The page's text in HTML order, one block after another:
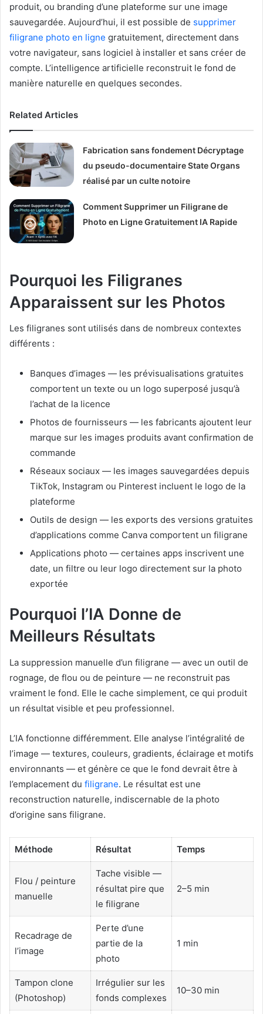
produit, ou branding d’une plateforme sur une image
sauvegardée. Aujourd’hui, il est possible de supprimer
filigrane photo en ligne gratuitement, directement dans
votre navigateur, sans logiciel à installer et sans créer de
compte. L’intelligence artificielle reconstruit le fond de
manière naturelle en quelques secondes.
Related Articles
Fabrication sans fondement Décryptage
du pseudo-documentaire State Organs
réalisé par un culte notoire
Comment Supprimer un Filigrane de
Photo en Ligne Gratuitement IA Rapide
Pourquoi les Filigranes
Apparaissent sur les Photos
Les filigranes sont utilisés dans de nombreux contextes
différents :
Banques d’images — les prévisualisations gratuites
comportent un texte ou un logo superposé jusqu’à
l’achat de la licence
Photos de fournisseurs — les fabricants ajoutent leur
marque sur les images produits avant confirmation de
commande
Réseaux sociaux — les images sauvegardées depuis
TikTok, Instagram ou Pinterest incluent le logo de la
plateforme
Outils de design — les exports des versions gratuites
d’applications comme Canva comportent un filigrane
Applications photo — certaines apps inscrivent une
date, un filtre ou leur logo directement sur la photo
exportée
Pourquoi l’IA Donne de
Meilleurs Résultats
La suppression manuelle d’un filigrane — avec un outil de
rognage, de flou ou de peinture — ne reconstruit pas
vraiment le fond. Elle le cache simplement, ce qui produit
un résultat visible et peu professionnel.
L’IA fonctionne différemment. Elle analyse l’intégralité de
l’image — textures, couleurs, gradients, éclairage et motifs
environnants — et génère ce que le fond devrait être à
l’emplacement du filigrane. Le résultat est une
reconstruction naturelle, indiscernable de la photo
d’origine sans filigrane.
Méthode Résultat Temps
Flou / peinture
manuelle
Tache visible —
résultat pire que
le filigrane
2–5 min
Recadrage de
l’image
Perte d’une
partie de la
photo
1 min
Tampon clone
(Photoshop)
Irrégulier sur les
fonds complexes
10–30 min